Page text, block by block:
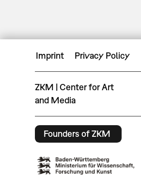
Imprint Privacy Policy
ZKM | Center for Art
and Media
Founders of ZKM